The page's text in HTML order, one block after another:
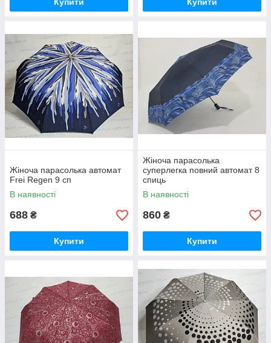
Жіноча парасолька автомат
Frei Regen 9 сп
В наявності
688 ₴
Купити
Жіноча парасолька
суперлегка повний автомат 8
спиць
В наявності
860 ₴
Купити